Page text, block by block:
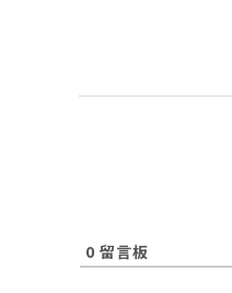
0 留言板